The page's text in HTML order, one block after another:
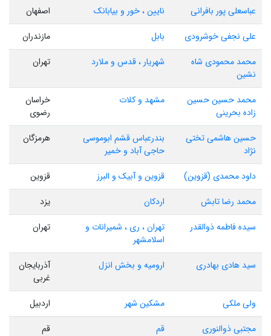
عباسعلی پور بافرانی
نایین ، خور و بیابانک
اصفهان
علی نجفی خوشرودی
بابل
مازندران
محمد محمودی شاه
نشین
شهریار ، قدس و ملارد تهران
محمد حسین حسین
زاده بحرینی
مشهد و کلات
خراسان
رضوی
حسین هاشمی تختی
نژاد
بندرعباس قشم ابوموسی
حاجی آباد و خمیر
هرمزگان
داود محمدی (قزوین) قزوین و آبیک و البرز
قزوین
محمد رضا تابش
اردکان
یزد
سیده فاطمه ذوالقدر
تهران ، ری ، شمیرانات و
اسلامشهر
تهران
سید هادی بهادری ارومیه و بخش انزل
آذربایجان
غربی
ولی ملکی
مشکین شهر
اردبیل
مجتبی ذوالنوری
قم
قم